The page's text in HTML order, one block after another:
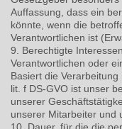
Auffassung, dass ein
könnte, wenn die
Verantwortlichen ist
9. Berechtigte
Verantwortlichen oder
Basiert die
lit. f DS-GVO ist unser
unserer
unserer Mitarbeiter und
10. Dauer, für die die